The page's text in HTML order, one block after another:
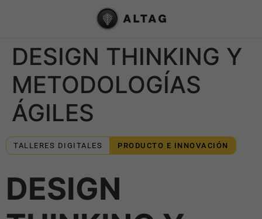
DESIGN THINKING Y
METODOLOGÍAS
ÁGILES
TALLERES DIGITALES PRODUCTO E INNOVACIÓN
DESIGN